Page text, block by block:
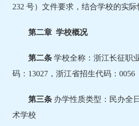
232 号）文件要求，结合学校的实际
第二章 学校概况
第二条 学校全称：浙江长征职
码：13027，浙江省招生代码：0056
第三条 办学性质类型：民办全
术学校